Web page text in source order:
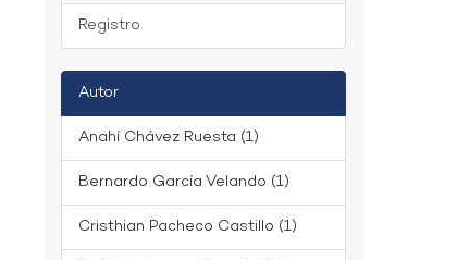
Registro
Autor
Anahí Chávez Ruesta (1)
Bernardo García Velando (1)
Cristhian Pacheco Castillo (1)